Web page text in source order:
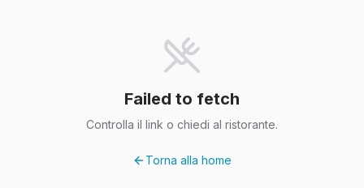
Failed to fetch
Controlla il link o chiedi al ristorante.
Torna alla home